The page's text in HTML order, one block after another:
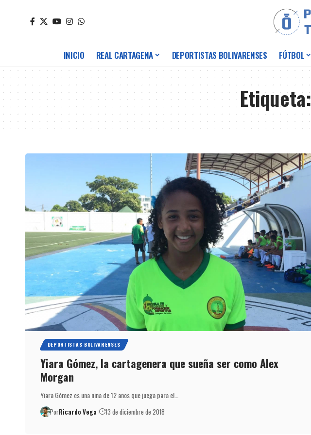
INICIO REAL CARTAGENA DEPORTISTAS BOLIVARENSES FÚTBOL
Etiqueta:
DEPORTISTAS BOLIVARENSES
Yiara Gómez, la cartagenera que sueña ser como Alex
Morgan
Yiara Gómez es una niña de 12 años que juega para el…
PorRicardo Vega 13 de diciembre de 2018